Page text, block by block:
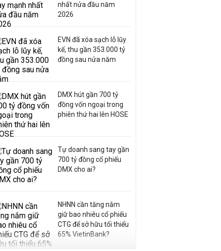
nhất nửa đầu năm
2026
EVN đã xóa sạch lỗ lũy
kế, thu gần 353.000 tỷ
đồng sau nửa năm
DMX hút gần 700 tỷ
đồng vốn ngoại trong
phiên thứ hai lên HOSE
Tự doanh sang tay gần
700 tỷ đồng cổ phiếu
DMX cho ai?
NHNN cần tăng nắm
giữ bao nhiêu cổ phiếu
CTG để sở hữu tối thiểu
65% VietinBank?